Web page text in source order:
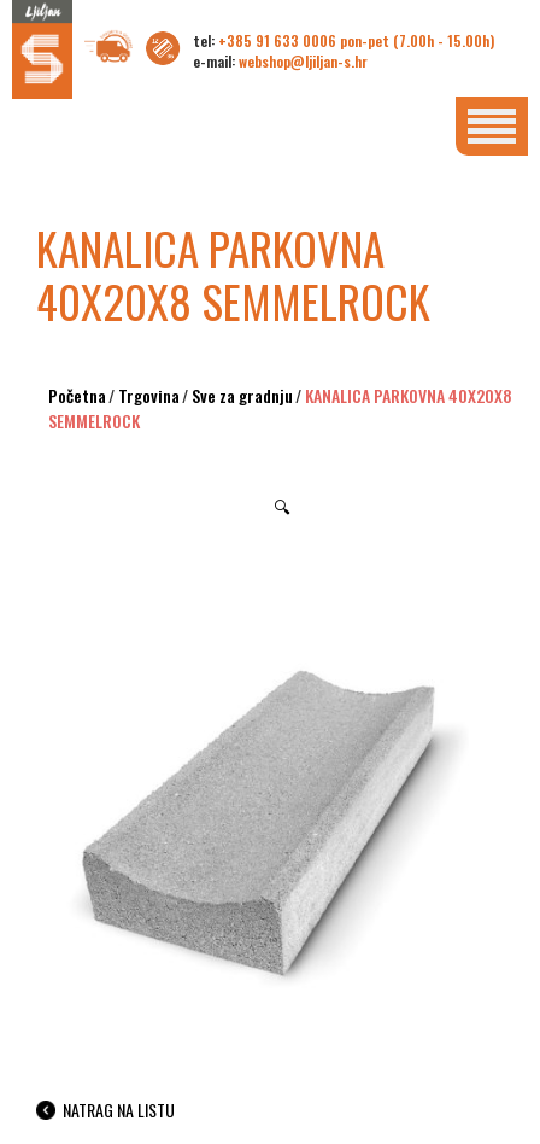
tel: +385 91 633 0006 pon-pet (7.00h - 15.00h)
e-mail:webshop@ljiljan-s.hr
KANALICA PARKOVNA
40X20X8 SEMMELROCK
Početna/Trgovina/Sve za gradnju/KANALICA PARKOVNA 40X20X8
SEMMELROCK
🔍
NATRAG NA LISTU